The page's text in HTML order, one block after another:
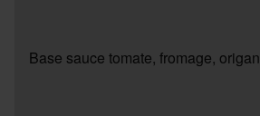
Base sauce tomate, fromage, origan